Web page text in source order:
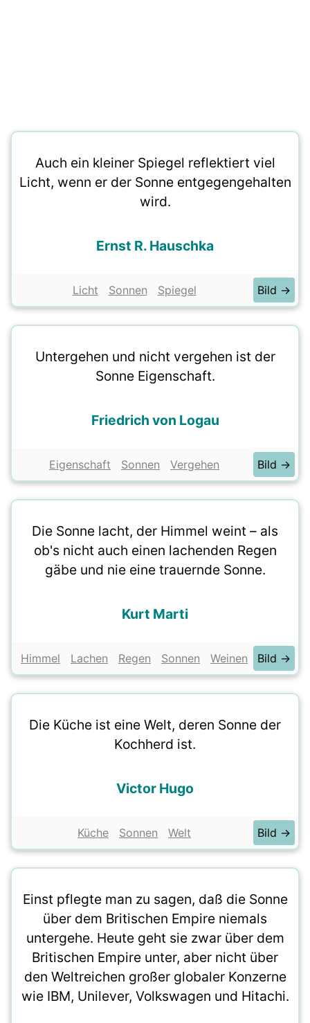
Auch ein kleiner Spiegel reflektiert viel
Licht, wenn er der Sonne entgegengehalten
wird.
Ernst R. Hauschka
Licht Sonnen Spiegel Bild →
Untergehen und nicht vergehen ist der
Sonne Eigenschaft.
Friedrich von Logau
Eigenschaft Sonnen Vergehen Bild →
Die Sonne lacht, der Himmel weint – als
ob's nicht auch einen lachenden Regen
gäbe und nie eine trauernde Sonne.
Kurt Marti
Himmel Lachen Regen Sonnen Weinen Bild →
Die Küche ist eine Welt, deren Sonne der
Kochherd ist.
Victor Hugo
Küche Sonnen Welt Bild →
Einst pflegte man zu sagen, daß die Sonne
über dem Britischen Empire niemals
untergehe. Heute geht sie zwar über dem
Britischen Empire unter, aber nicht über
den Weltreichen großer globaler Konzerne
wie IBM, Unilever, Volkswagen und Hitachi.